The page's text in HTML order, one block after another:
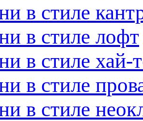
в стиле
в стиле лофт
в стиле хай-
в стиле
в стиле